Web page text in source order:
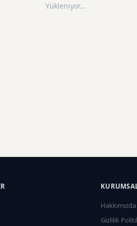
Yükleniyor...
Hakkımızda
Gizlilik